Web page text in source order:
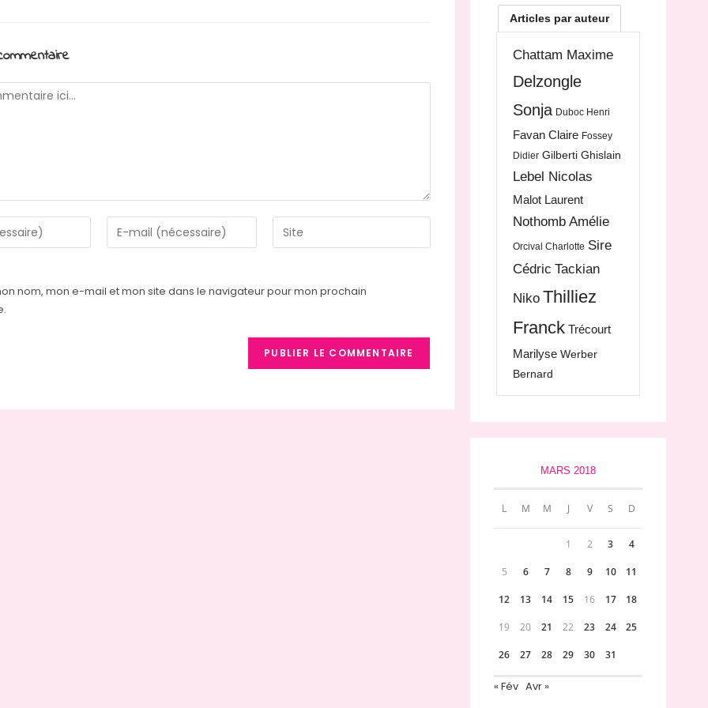
Enter
your
address
Saisir
l’URL
nom, mon e-mail et mon site dans le navigateur pour mon prochain
Articles par auteur
Chattam Maxime
Delzongle
Sonja Duboc Henri
Favan Claire Fossey
Didier Gilberti Ghislain
Lebel Nicolas
Malot Laurent
Nothomb Amélie
Orcival Charlotte Sire
Cédric Tackian
Niko Thilliez
Franck Trécourt
Marilyse Werber
Bernard
MARS 2018
L M M J V S D
1 2 3 4
5 6 7 8 9 10 11
12 13 14 15 16 17 18
19 20 21 22 23 24 25
26 27 28 29 30 31
« Fév Avr »